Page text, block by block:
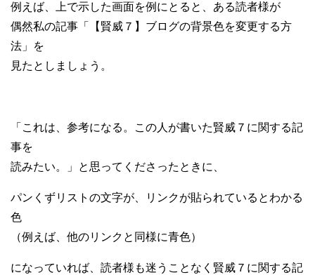
例えば、上で示した画面を例にとると、ある読者様が
偶然私の記事「【賢威７】ブログの背景色を変更する方
法」を
見たとしましょう。
「これは、参考になる。この人が書いた賢威７に関する記
事を
読みたい。」と思ってくださったときに、
パンくずリストの文字が、リンクが貼られているとわかる
色
（例えば、他のリンクと同様に青色）
になっていれば、読者様も迷うことなく賢威７に関する記